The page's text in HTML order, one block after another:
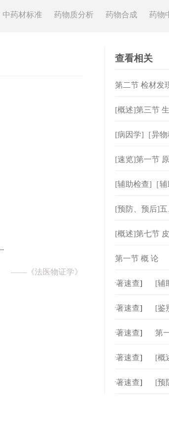
中药材标准 药物质分析 药物合成 药物
—— 《法医物证学》
查看相关
第二节 检材发
[概述]第三节
[病因学]［异物
[速览]第一节
[辅助检查]［辅
[预防、预后]
[概述]第七节
第一节 概 论
专著速查] [辅
专著速查] [鉴
专著速查] 第
专著速查] [概
专著速查]
[预